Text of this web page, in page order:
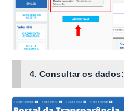
4. Consultar os dados: